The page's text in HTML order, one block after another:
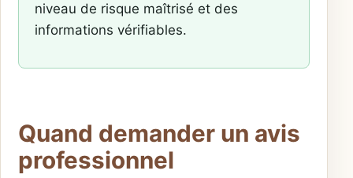
niveau de risque maîtrisé et des
informations vérifiables.
Quand demander un avis
professionnel